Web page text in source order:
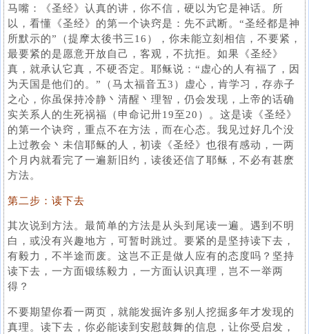
马嘴：《圣经》认真的讲，你不信，硬以为它是神话。所
以，看懂《圣经》的第一个诀窍是：先不武断。“圣经都是神
所默示的”（提摩太後书三16），你未能立刻相信，不要紧，
最要紧的是愿意开放自己，客观，不抗拒。如果《圣经》
真，就承认它真，不硬否定。耶稣说：“虚心的人有福了，因
为天国是他们的。”（马太福音五3）虚心，肯学习，存赤子
之心，你虽保持冷静丶清醒丶理智，仍会发现，上帝的话确
实关系人的生死祸福（申命记卅19至20）。这是读《圣经》
的第一个诀窍，重点不在方法，而在心态。我见过好几个没
上过教会丶未信耶稣的人，初读《圣经》也很有感动，一两
个月内就看完了一遍新旧约，读後还信了耶稣，不必有甚麽
方法。
第二步：读下去
其次说到方法。最简单的方法是从头到尾读一遍。遇到不明
白，或没有兴趣地方，可暂时跳过。要紧的是坚持读下去，
有毅力，不半途而废。这岂不正是做人应有的态度吗？坚持
读下去，一方面锻练毅力，一方面认识真理，岂不一举两
得？
不要期望你看一两页，就能发掘许多别人挖掘多年才发现的
真理。读下去，你必能读到安慰鼓舞的信息，让你受启发，